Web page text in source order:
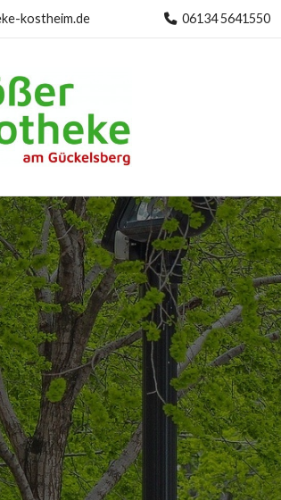
kostheim.de 06134 5641550